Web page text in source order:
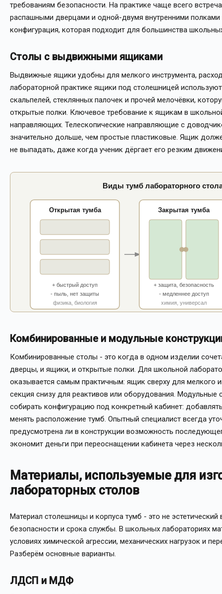
требованиям безопасности. На практике чаще всего
распашными дверцами и одной-двумя внутренними полками
конфигурация, которая подходит для большинства
Столы с выдвижными ящиками
Выдвижные ящики удобны для мелкого инструмента,
лабораторной практике ящики под столешницей
скальпелей, стеклянных палочек и прочей мелочёвки,
открытые полки. Ключевое требование к ящикам в
направляющих. Телескопические направляющие с
значительно дольше, чем простые пластиковые. Ящик
не выпадать, даже когда ученик дёргает его резким
Виды тумб лабораторного
Открытая тумба
+ быстрый доступ
- пыль, нет защиты
физика, биология
Закрытая тумба
+ защита, безопасность
- медленнее доступ
химия, универсал
Комбинированные и модульные
Комбинированные столы - это когда в одном изделии
дверцы, и ящики, и открытые полки. Для школьной
оказывается самым практичным: ящик сверху для мелкого
секция снизу для реактивов или оборудования. Модульные
собирать конфигурацию под конкретный кабинет:
менять расположение тумб. Опытный специалист всегда
предусмотрена ли в конструкции возможность
экономит деньги при переоснащении кабинета через
Материалы, используемые для
лабораторных столов
Материал столешницы и корпуса тумб - это не эстетический
безопасности и срока службы. В школьных лабораториях
условиях химической агрессии, механических нагрузок и
Разберём основные варианты.
ЛДСП и МДФ